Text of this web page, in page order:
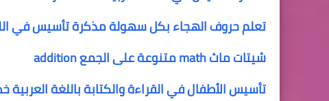
تعلم حروف الهجاء بكل سهولةمذكرة تأسيس في
شيتات ماث math متنوعة على الجمع addition
تأسيس الأطفال في القراءة والكتابة باللغة العربية